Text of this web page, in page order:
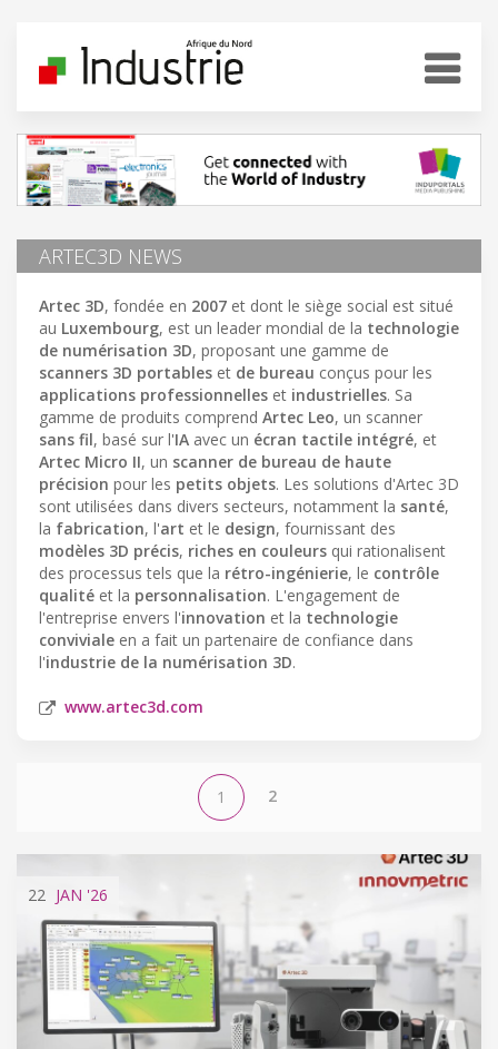
ARTEC3D NEWS
Artec 3D, fondée en 2007 et dont le siège social est situé
au Luxembourg, est un leader mondial de la technologie
de numérisation 3D, proposant une gamme de
scanners 3D portables et de bureau conçus pour les
applications professionnelles et industrielles. Sa
gamme de produits comprend Artec Leo, un scanner
sans fil, basé sur l'IA avec un écran tactile intégré, et
Artec Micro II, un scanner de bureau de haute
précision pour les petits objets. Les solutions d'Artec 3D
sont utilisées dans divers secteurs, notamment la santé,
la fabrication, l'art et le design, fournissant des
modèles 3D précis, riches en couleurs qui rationalisent
des processus tels que la rétro-ingénierie, le contrôle
qualité et la personnalisation. L'engagement de
l'entreprise envers l'innovation et la technologie
conviviale en a fait un partenaire de confiance dans
l'industrie de la numérisation 3D.
www.artec3d.com
1 2
22 JAN '26